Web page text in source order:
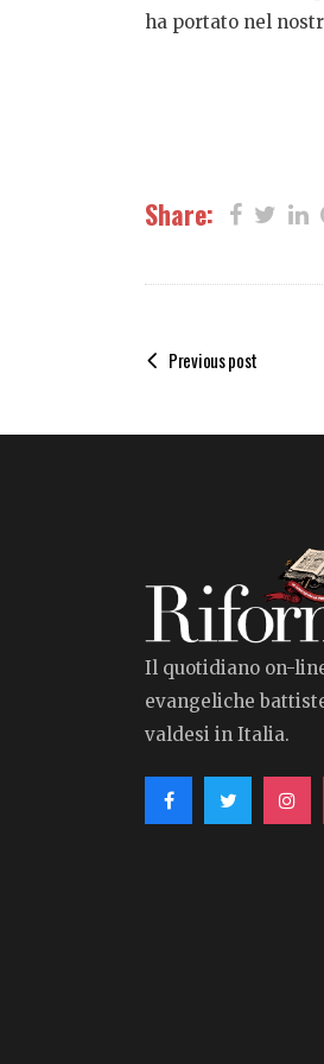
ha portato nel
Share:
Previous post
Il quotidiano on-
evangeliche
valdesi in Italia.